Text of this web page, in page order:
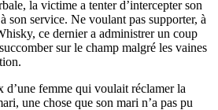
la victime a tenter d’intercepter son
son service. Ne voulant pas supporter, à
ce dernier a administrer un coup
sur le champ malgré les vaines
femme qui voulait réclamer la
une chose que son mari n’a pas pu